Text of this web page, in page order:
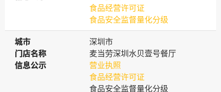
食品经营许可证
食品安全监督量化分级
城市
城市
深圳市
门店名称
门店名称
麦当劳深圳水贝壹号餐厅
信息公示
信息公示
营业执照
食品经营许可证
食品安全监督量化分级